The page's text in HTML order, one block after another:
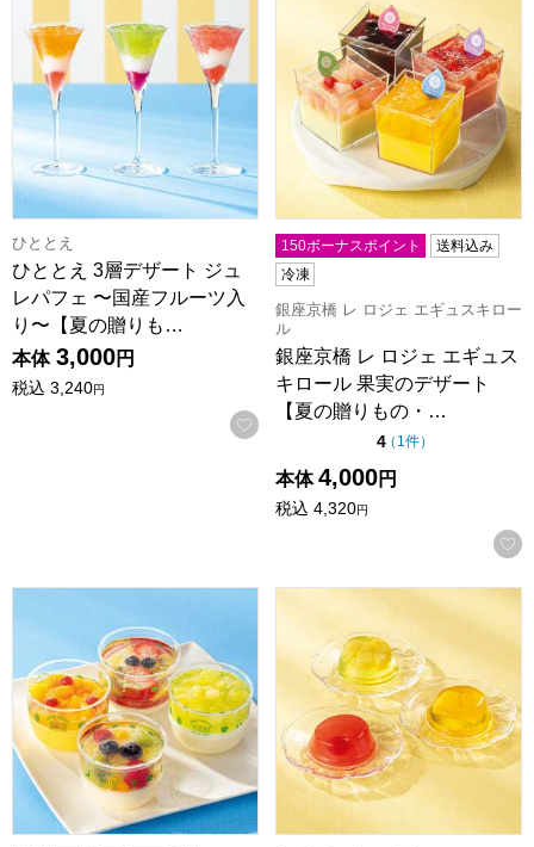
ひととえ
ひととえ 3層デザート ジュ
レパフェ 〜国産フルーツ入
り〜【夏の贈りも…
本体 3,000円
税込 3,240円
お気に入りに登録する
150ボーナスポイント
送料込み
冷凍
銀座京橋 レ ロジェ エギュスキロー
ル
銀座京橋 レ ロジェ エギュス
キロール 果実のデザート
【夏の贈りもの・…
4点（5点満点中）
（ 1件の評価
）
本体 4,000円
税込 4,320円
京橋千疋屋 フルーツデザートセット4個入【夏の贈りもの・
セバスチャン・ブイエ ジュ